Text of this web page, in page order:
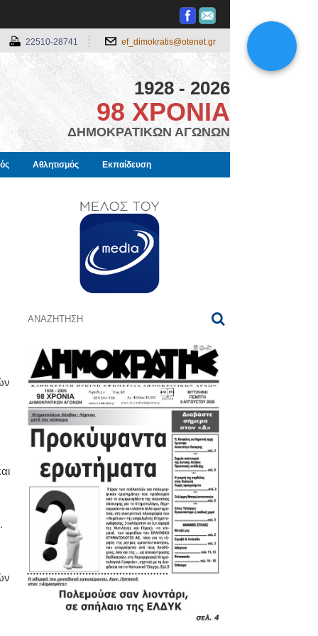
22510-28741 ef_dimokratis@otenet.gr
1928 - 2026
98 ΧΡΟΝΙΑ
ΔΗΜΟΚΡΑΤΙΚΩΝ ΑΓΩΝΩΝ
Αθλητισμός Εκπαίδευση